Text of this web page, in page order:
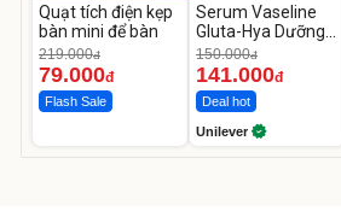
Quạt tích điện kẹp
bàn mini để bàn
219.000đ
79.000đ
Flash Sale
Serum Vaseline
Gluta-Hya Dưỡng
Da Sáng Mịn Sau 7
Ngày
150.000đ
141.000đ
Deal hot
Unilever